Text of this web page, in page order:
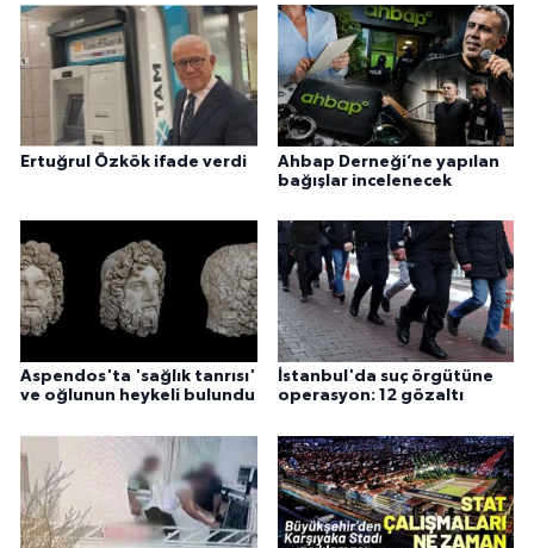
Ertuğrul Özkök ifade verdi
Ahbap Derneği’ne yapılan
bağışlar incelenecek
Aspendos'ta 'sağlık tanrısı'
ve oğlunun heykeli bulundu
İstanbul'da suç örgütüne
operasyon: 12 gözaltı